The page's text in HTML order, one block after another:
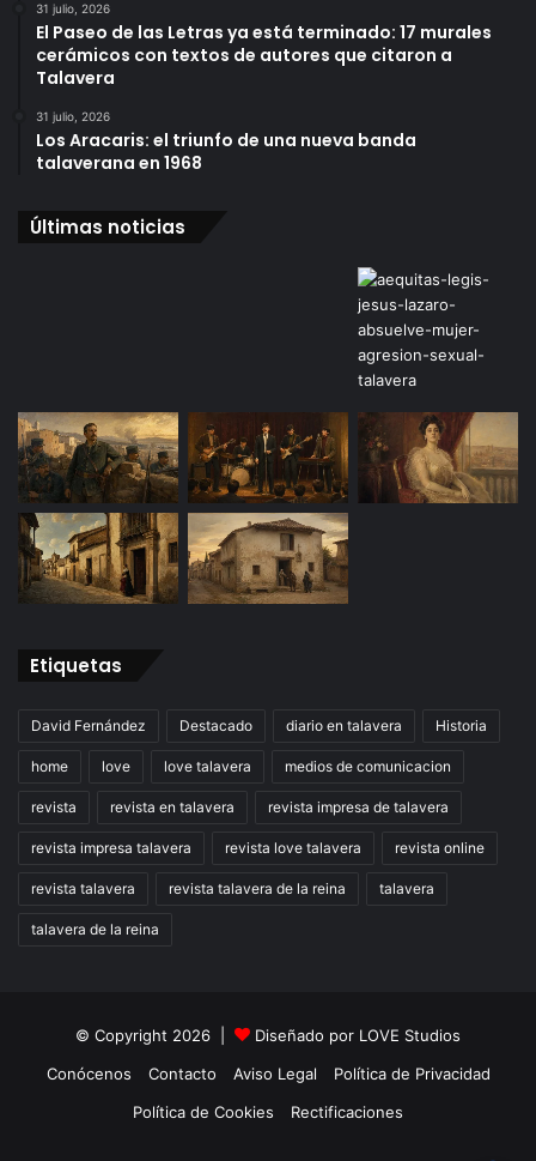
31 julio, 2026
El Paseo de las Letras ya está terminado: 17 murales
cerámicos con textos de autores que citaron a
Talavera
31 julio, 2026
Los Aracaris: el triunfo de una nueva banda
talaverana en 1968
Últimas noticias
Etiquetas
David Fernández Destacado diario en talavera Historia
home love love talavera medios de comunicacion
revista revista en talavera revista impresa de talavera
revista impresa talavera revista love talavera revista online
revista talavera revista talavera de la reina talavera
talavera de la reina
© Copyright 2026 | Diseñado por LOVE Studios
Conócenos
Contacto Aviso Legal
Política de Privacidad
Política de Cookies
Rectificaciones